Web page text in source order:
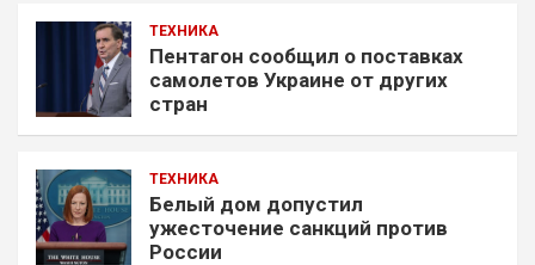
ТЕХНИКА
Пентагон сообщил о поставках
самолетов Украине от других
стран
ТЕХНИКА
Белый дом допустил
ужесточение санкций против
России